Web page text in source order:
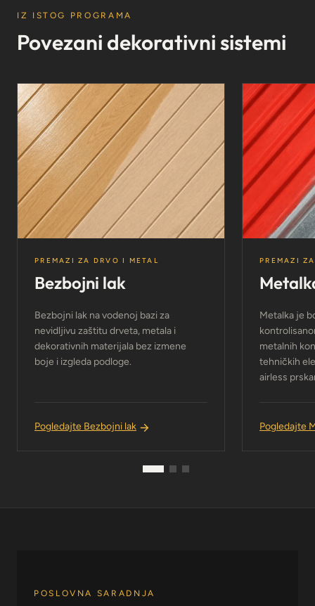
IZ ISTOG PROGRAMA
Povezani dekorativni sistemi
PREMAZI ZA DRVO I METAL
Bezbojni lak
Bezbojni lak na vodenoj bazi za
nevidljivu zaštitu drveta, metala i
dekorativnih materijala bez izmene
boje i izgleda podloge.
Pogledajte Bezbojni lak
PREMAZI
Metalka je
metalnih
tehničkih
airless
Pogledajte
POSLOVNA SARADNJA